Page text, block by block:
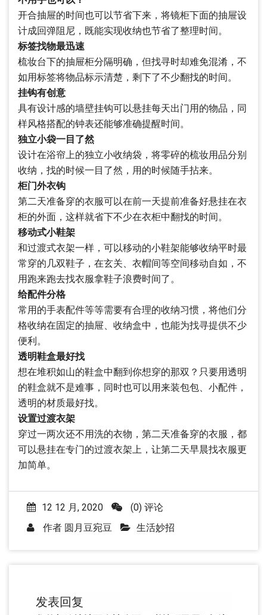
开合抽屉的时间也可以节省下来，将镜柜下面的抽屉设
计成回弹阻尼，既能实现收纳也节省了整理时间。
标签找物最迅速
梳妆台下的抽屉柜分隔明确，但找寻时却难免混淆，不
如用标签将物品标示清楚，剩下了不少翻找的时间。
挂钩有创意
具有设计感的墙壁挂钩可以悬挂每天出门用的物品，同
样风格搭配的钟表还能够准确提醒时间。
独立小袋一目了然
设计在浴帘上的独立小收纳袋，将零碎的梳妆用品分别
收纳，找的时候一目了然，用的时候随手拈来。
柜门外衣钩
第二天准备穿的衣服可以在前一天提前准备好悬挂在衣
柜的外面，这样就省下不少在衣柜中翻找的时间。
移动式小鞋架
和过渡式衣架一样，可以移动的小鞋架能够收纳平时最
常穿的几双鞋子，在玄关、衣帽间等空间移动自如，不
用跑来跑去找衣服拿鞋子浪费时间了。
给配件分格
常用的手表配件等等需要有合理的收纳习惯，将他们分
格收纳在固定的抽屉、收纳盒中，也能为找寻提供不少
便利。
透明鞋盒最好找
想在堆积如山的鞋盒中翻到你想穿的那双？只要用透明
的鞋盒就不是难事，同时也可以用来装包包、小配件，
透明的材质最好找。
设置过渡衣架
穿过一两次还不用洗的衣物，第二天准备穿的衣服，都
可以悬挂在专门的过渡衣架上，让第二天早晨找衣服更
加简单。
12 12 月, 2020
(0) 评论
作者 圆月豆宛豆 生活妙招
发表回复